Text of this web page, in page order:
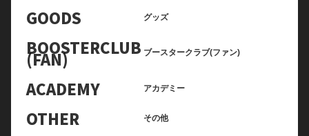
GOODS グッズ
BOOSTERCLUB
(FAN) ブースタークラブ(ファン)
ACADEMY アカデミー
OTHER その他